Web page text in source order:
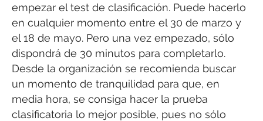
empezar el test de clasificación. Puede hacerlo
en cualquier momento entre el 30 de marzo y
el 18 de mayo. Pero una vez empezado, sólo
dispondrá de 30 minutos para completarlo.
Desde la organización se recomienda buscar
un momento de tranquilidad para que, en
media hora, se consiga hacer la prueba
clasificatoria lo mejor posible, pues no sólo